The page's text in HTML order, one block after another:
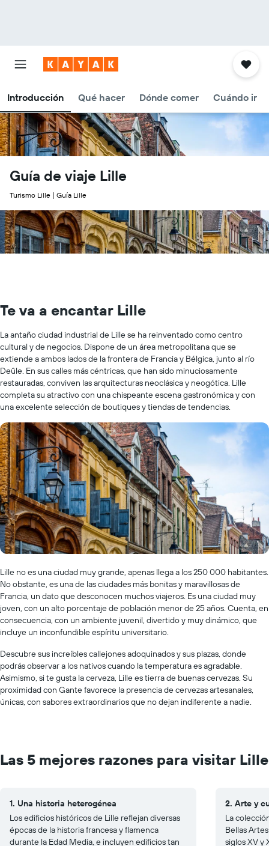
Introducción Qué hacer Dónde comer Cuándo ir
Guía de viaje Lille
Turismo Lille | Guía Lille
Te va a encantar Lille
La antaño ciudad industrial de Lille se ha reinventado como centro
cultural y de negocios. Dispone de un área metropolitana que se
extiende a ambos lados de la frontera de Francia y Bélgica, junto al río
Deûle. En sus calles más céntricas, que han sido minuciosamente
restauradas, conviven las arquitecturas neoclásica y neogótica. Lille
completa su atractivo con una chispeante escena gastronómica y con
una excelente selección de boutiques y tiendas de tendencias.
Lille no es una ciudad muy grande, apenas llega a los 250 000 habitantes.
No obstante, es una de las ciudades más bonitas y maravillosas de
Francia, un dato que desconocen muchos viajeros. Es una ciudad muy
joven, con un alto porcentaje de población menor de 25 años. Cuenta, en
consecuencia, con un ambiente juvenil, divertido y muy dinámico, que
incluye un inconfundible espíritu universitario.
Descubre sus increíbles callejones adoquinados y sus plazas, donde
podrás observar a los nativos cuando la temperatura es agradable.
Asimismo, si te gusta la cerveza, Lille es tierra de buenas cervezas. Su
proximidad con Gante favorece la presencia de cervezas artesanales,
únicas, con sabores extraordinarios que no dejan indiferente a nadie.
Las 5 mejores razones para visitar Lille
1. Una historia heterogénea
Los edificios históricos de Lille reflejan diversas
épocas de la historia francesa y flamenca
durante la Edad Media, e incluyen edificios tan
2. Arte y
La
Bellas
siglos XV y